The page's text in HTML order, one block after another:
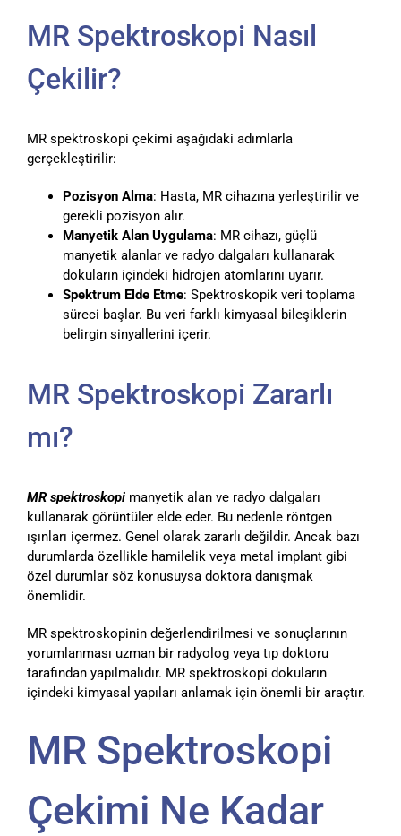
MR Spektroskopi Nasıl
Çekilir?
MR spektroskopi çekimi aşağıdaki adımlarla
gerçekleştirilir:
Pozisyon Alma: Hasta, MR cihazına yerleştirilir ve
gerekli pozisyon alır.
Manyetik Alan Uygulama: MR cihazı, güçlü
manyetik alanlar ve radyo dalgaları kullanarak
dokuların içindeki hidrojen atomlarını uyarır.
Spektrum Elde Etme: Spektroskopik veri toplama
süreci başlar. Bu veri farklı kimyasal bileşiklerin
belirgin sinyallerini içerir.
MR Spektroskopi Zararlı
mı?
MR spektroskopi manyetik alan ve radyo dalgaları
kullanarak görüntüler elde eder. Bu nedenle röntgen
ışınları içermez. Genel olarak zararlı değildir. Ancak bazı
durumlarda özellikle hamilelik veya metal implant gibi
özel durumlar söz konusuysa doktora danışmak
önemlidir.
MR spektroskopinin değerlendirilmesi ve sonuçlarının
yorumlanması uzman bir radyolog veya tıp doktoru
tarafından yapılmalıdır. MR spektroskopi dokuların
içindeki kimyasal yapıları anlamak için önemli bir araçtır.
MR Spektroskopi
Çekimi Ne Kadar